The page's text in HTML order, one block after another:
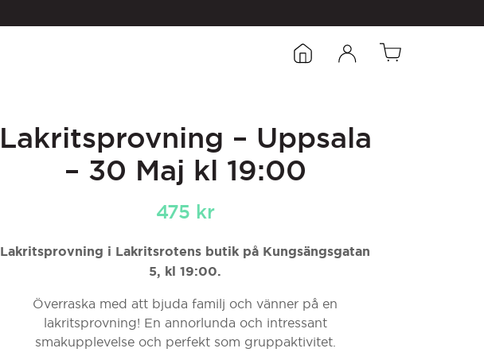
Lakritsprovning – Uppsala
– 30 Maj kl 19:00
475 kr
Lakritsprovning i Lakritsrotens butik på Kungsängsgatan
5, kl 19:00.
Överraska med att bjuda familj och vänner på en
lakritsprovning! En annorlunda och intressant
smakupplevelse och perfekt som gruppaktivitet.